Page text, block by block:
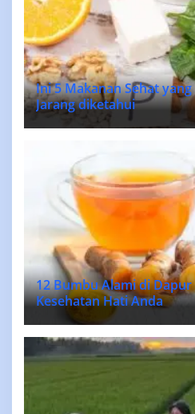
Ini 5 Makanan Sehat
Jarang diketahui
12 Bumbu Alami di
Kesehatan Hati Anda